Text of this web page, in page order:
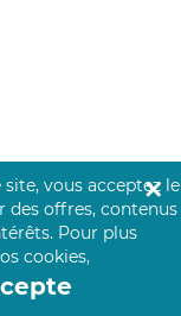
vous acceptez le
des offres, contenus
Pour plus
cookies,
✕